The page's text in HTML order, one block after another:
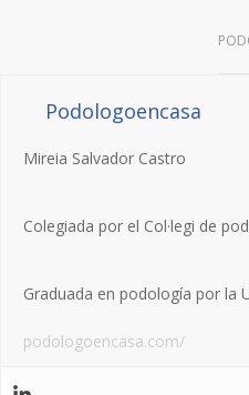
Podologoencasa
Mireia Salvador Castro
Colegiada por el Col·legi de
Graduada en podología por la
podologoencasa.com/